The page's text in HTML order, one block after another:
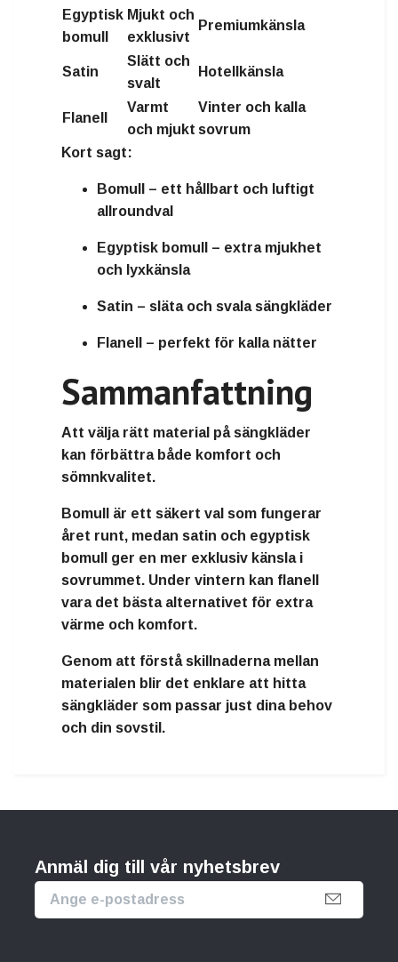
Egyptisk
bomull
Mjukt och
exklusivt
Premiumkänsla
Satin
Slätt och
svalt
Hotellkänsla
Flanell
Varmt
och mjukt
Vinter och kalla
sovrum
Kort sagt:
Bomull
– ett hållbart och luftigt
allroundval
Egyptisk bomull
– extra mjukhet
och lyxkänsla
Satin – släta och svala sängkläder
Flanell – perfekt för kalla nätter
Sammanfattning
Att välja rätt material på sängkläder
kan förbättra både komfort och
sömnkvalitet.
Bomull är ett säkert val som fungerar
året runt, medan satin och egyptisk
bomull
ger en mer exklusiv känsla i
sovrummet. Under vintern kan flanell
vara det bästa alternativet för extra
värme och komfort.
Genom att förstå skillnaderna mellan
materialen blir det enklare att hitta
sängkläder som passar just dina behov
och din sovstil .
Anmäl dig till vår nyhetsbrev